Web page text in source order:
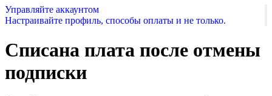
Управляйте аккаунтом
Настраивайте профиль, способы оплаты и не только.
Списана плата после отмены
подписки